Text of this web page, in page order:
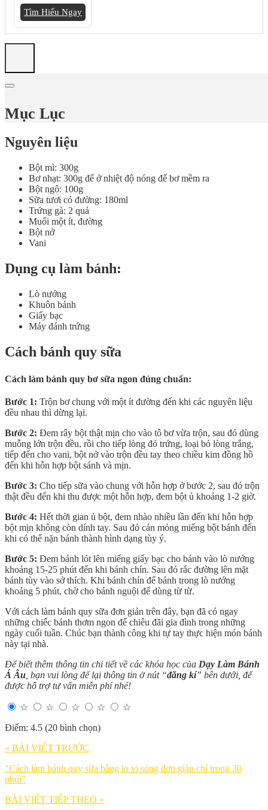
Tìm Hiểu Ngay
Mục Lục
Nguyên liệu
Bột mì: 300g
Bơ nhạt: 300g để ở nhiệt độ nóng để bơ mềm ra
Bột ngô: 100g
Sữa tươi có đường: 180ml
Trứng gà: 2 quả
Muối một ít, đường
Bột nở
Vani
Dụng cụ làm bánh:
Lò nướng
Khuôn bánh
Giấy bạc
Máy đánh trứng
Cách bánh quy sữa
Cách làm bánh quy bơ sữa ngon đúng chuẩn:
Bước 1: Trộn bơ chung với một ít đường đến khi các nguyên liệu
đều nhau thì dừng lại.
Bước 2: Đem rây bột thật mịn cho vào tô bơ vừa trộn, sau đó dùng
muỗng lớn trộn đều, rồi cho tiếp lòng đỏ trứng, loại bỏ lòng trắng,
tiếp đến cho vani, bột nở vào trộn đều tay theo chiều kim đồng hồ
đến khi hỗn hợp bột sánh và mịn.
Bước 3: Cho tiếp sữa vào chung với hỗn hợp ở bước 2, sau đó trộn
thật đều đến khi thu được một hỗn hợp, đem bột ủ khoảng 1-2 giờ.
Bước 4: Hết thời gian ủ bột, đem nhào nhiều lần đến khi hỗn hợp
bột mịn không còn dính tay. Sau đó cán mỏng miếng bột bánh đến
khi có thể nặn bánh thành hình dạng tùy ý.
Bước 5: Đem bánh lót lên miếng giấy bạc cho bánh vào lò nướng
khoảng 15-25 phút đến khi bánh chín. Sau đó rắc đường lên mặt
bánh tùy vào sở thích. Khi bánh chín để bánh trong lò nướng
khoảng 5 phút, chờ cho bánh nguội để dùng từ từ.
Với cách làm bánh quy sữa đơn giản trên đây, bạn đã có ngay
những chiếc bánh thơm ngon để chiêu đãi gia đình trong những
ngày cuối tuần. Chúc bạn thành công khi tự tay thực hiện món bánh
này tại nhà.
Để biết thêm thông tin chi tiết về các khóa học của Dạy Làm Bánh
Á Âu , bạn vui lòng để lại thông tin ở nút “đăng kí” bên dưới, để
được hỗ trợ tư vấn miễn phí nhé!
☆ ☆ ☆ ☆
☆
Điểm: 4.5 (20 bình chọn)
« BÀI VIẾT TRƯỚC
"Cách làm bánh quy sữa bằng lo vi sóng đơn giản chỉ trong 30
phút"
BÀI VIẾT TIẾP THEO »